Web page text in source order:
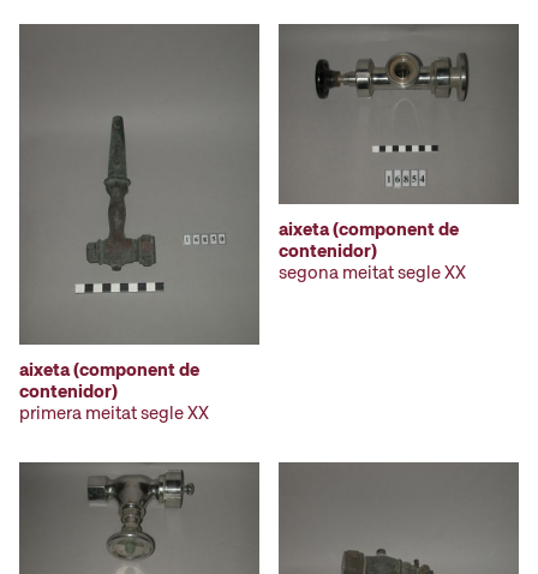
aixeta (component de
contenidor)
primera meitat segle XX
aixeta (component de
contenidor)
segona meitat segle XX